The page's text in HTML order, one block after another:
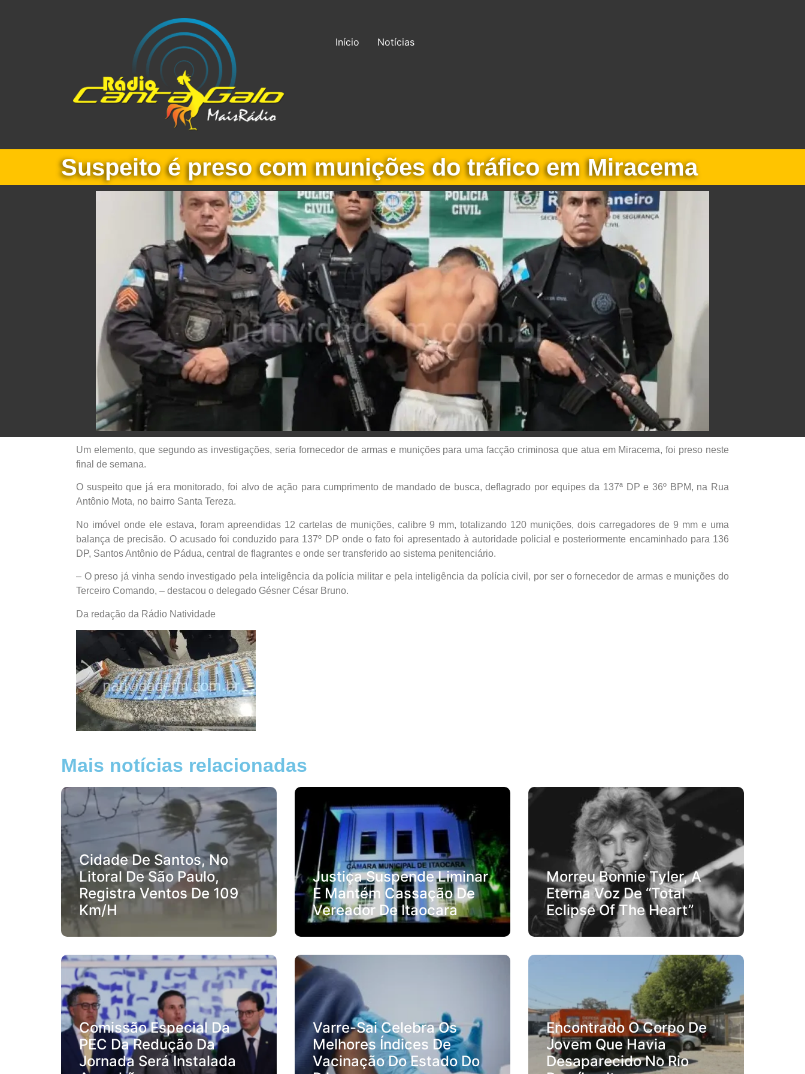
Início Notícias
Suspeito é preso com munições do tráfico em Miracema
Um elemento, que segundo as investigações, seria fornecedor de armas e munições para uma facção criminosa que atua em Miracema, foi preso neste
final de semana.
O suspeito que já era monitorado, foi alvo de ação para cumprimento de mandado de busca, deflagrado por equipes da 137ª DP e 36º BPM, na Rua
Antônio Mota, no bairro Santa Tereza.
No imóvel onde ele estava, foram apreendidas 12 cartelas de munições, calibre 9 mm, totalizando 120 munições, dois carregadores de 9 mm e uma
balança de precisão. O acusado foi conduzido para 137º DP onde o fato foi apresentado à autoridade policial e posteriormente encaminhado para 136
DP, Santos Antônio de Pádua, central de flagrantes e onde ser transferido ao sistema penitenciário.
– O preso já vinha sendo investigado pela inteligência da polícia militar e pela inteligência da polícia civil, por ser o fornecedor de armas e munições do
Terceiro Comando, – destacou o delegado Gésner César Bruno.
Da redação da Rádio Natividade
Mais notícias relacionadas
Cidade De Santos, No
Litoral De São Paulo,
Registra Ventos De 109
Km/h
Justiça Suspende Liminar
E Mantém Cassação De
Vereador De Itaocara
Morreu Bonnie Tyler, A
Eterna Voz De “Total
Eclipse Of The Heart”
Comissão Especial Da
PEC Da Redução Da
Jornada Será Instalada
Varre-Sai Celebra Os
Melhores Índices De
Vacinação Do Estado Do
Encontrado O Corpo De
Jovem Que Havia
Desaparecido No Rio